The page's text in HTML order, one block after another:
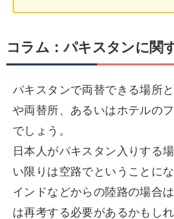
コラム：パキスタンに関
パキスタンで両替できる場所
や両替所、あるいはホテルの
でしょう。
日本人がパキスタン入りする
い限りは空路でということにな
インドなどからの陸路の場合
は再考する必要があるかもしれ